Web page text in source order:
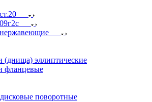
(днища) эллиптические
фланцевые
поворотные